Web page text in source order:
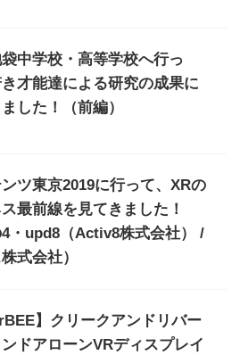
中学校・高等学校へ行っ
才能達による研究の成果に
した！（前編）
ツ東京2019に行って、XRの
最前線を見てきました！
4・upd8（Activ8株式会社） /
式会社）
】クリークアンドリバー
ドアローンVRディスプレイ